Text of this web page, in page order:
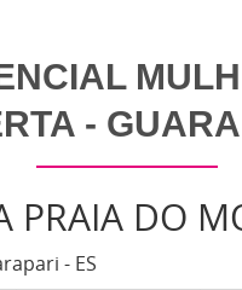
-
PRAIA DO
- ES